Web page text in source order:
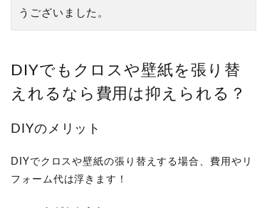
うございました。
DIYでもクロスや壁紙を張り替
えれるなら費用は抑えられる？
DIYのメリット
DIYでクロスや壁紙の張り替えする場合、費用やリ
フォーム代は浮きます！